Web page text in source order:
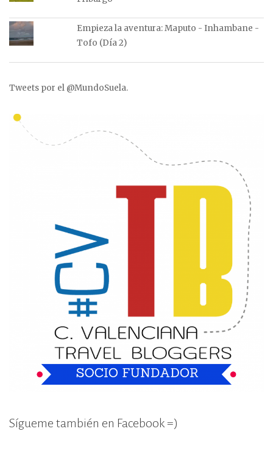
Empieza la aventura: Maputo - Inhambane -
Tofo (Día 2)
Tweets por el @MundoSuela.
Sígueme también en Facebook =)